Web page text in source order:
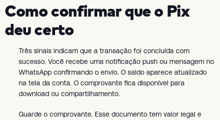
Como confirmar que o Pix
deu certo
Três sinais indicam que a transação foi concluída com
sucesso. Você recebe uma notificação push ou mensagem no
WhatsApp confirmando o envio. O saldo aparece atualizado
na tela da conta. O comprovante fica disponível para
download ou compartilhamento.
Guarde o comprovante. Esse documento tem valor legal e